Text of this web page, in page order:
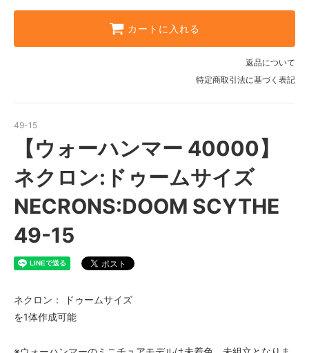
カートに入れる
返品について
特定商取引法に基づく表記
49-15
【ウォーハンマー 40000】
ネクロン:ドゥームサイズ
NECRONS:DOOM SCYTHE
49-15
ネクロン： ドゥームサイズ
を1体作成可能